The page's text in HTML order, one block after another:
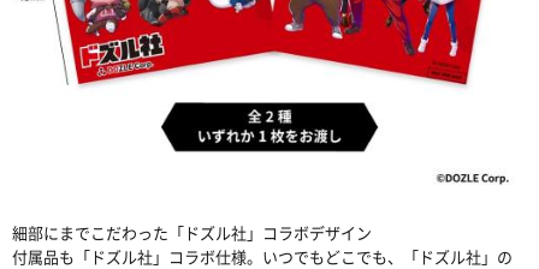
細部にまでこだわった「ドズル社」コラボデザイン
付属品も「ドズル社」コラボ仕様。いつでもどこでも、「ドズル社」の